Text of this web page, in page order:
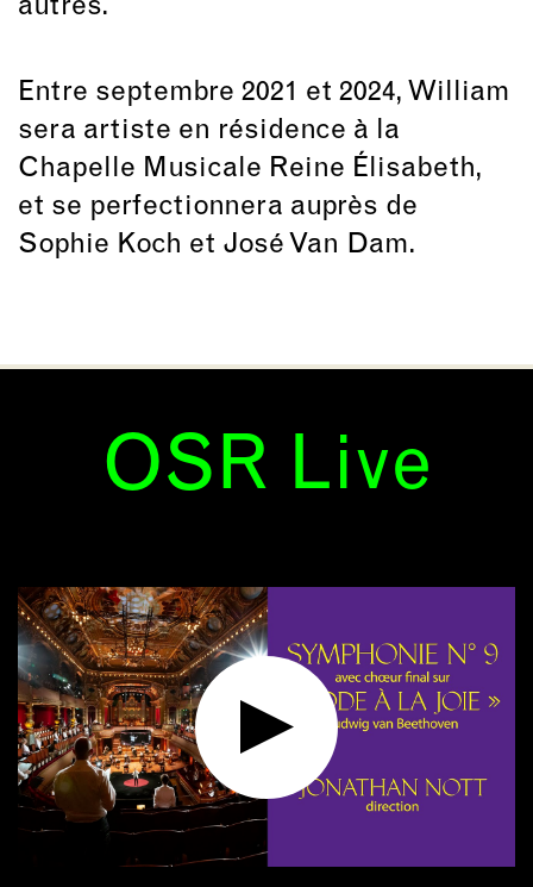
autres.
Entre septembre 2021 et 2024, William
sera artiste en résidence à la
Chapelle Musicale Reine Élisabeth,
et se perfectionnera auprès de
Sophie Koch et José Van Dam.
OSR Live